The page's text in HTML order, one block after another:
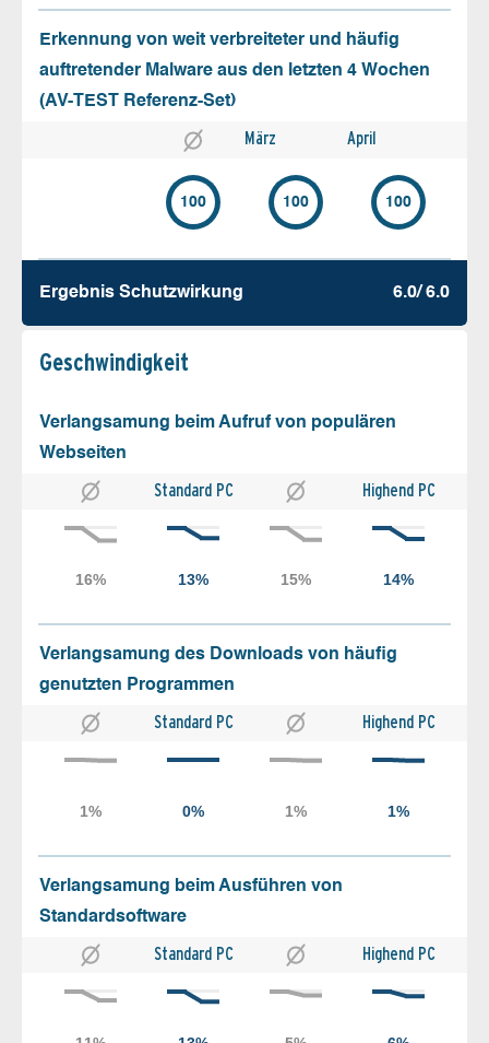
Erkennung von weit verbreiteter und häufig
auftretender Malware aus den letzten 4 Wochen
(AV-TEST Referenz-Set)
März April
100 100 100
Ergebnis Schutz­wirkung 6.0/ 6.0
Geschw­indigkeit
Verlangsamung beim Aufruf von populären
Webseiten
Standard PC Highend PC
Verlangsamung des Downloads von häufig
genutzten Programmen
Standard PC Highend PC
Verlangsamung beim Ausführen von
Standardsoftware
Standard PC Highend PC